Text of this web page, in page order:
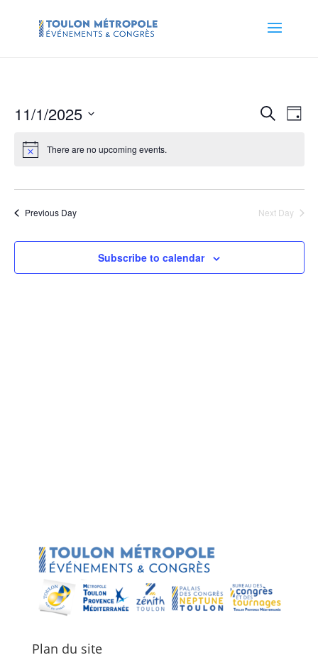
Events
Search
Day
11/1/2025
date.
There are no upcoming events.
Previous Day Next Day
Subscribe to calendar
Plan du site